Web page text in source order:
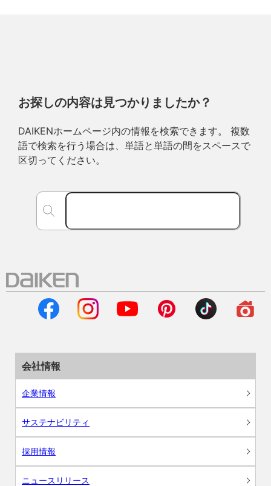
お探しの内容は見つかりましたか？
DAIKENホームページ内の情報を検索できます。 複数
語で検索を行う場合は、単語と単語の間をスペースで
区切ってください。
会社情報
企業情報
サステナビリティ
採用情報
ニュースリリース